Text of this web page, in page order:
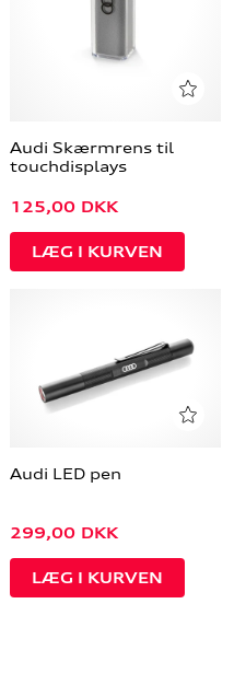
Audi Skærmrens til
touchdisplays
125,00 DKK
Audi LED pen
299,00 DKK